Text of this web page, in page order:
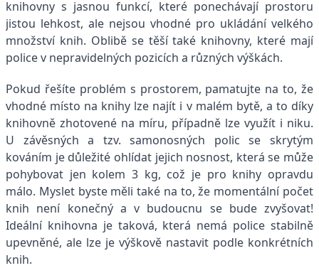
knihovny s jasnou funkcí, které ponechávají prostoru
jistou lehkost, ale nejsou vhodné pro ukládání velkého
množství knih. Oblibě se těší také knihovny, které mají
police v nepravidelných pozicích a různých výškách.
Pokud řešíte problém s prostorem, pamatujte na to, že
vhodné místo na knihy lze najít i v malém bytě, a to díky
knihovně zhotovené na míru, případně lze využít i niku.
U závěsných a tzv. samonosných polic se skrytým
kováním je důležité ohlídat jejich nosnost, která se může
pohybovat jen kolem 3 kg, což je pro knihy opravdu
málo. Myslet byste měli také na to, že momentální počet
knih není konečný a v budoucnu se bude zvyšovat!
Ideální knihovna je taková, která nemá police stabilně
upevněné, ale lze je výškově nastavit podle konkrétních
knih.